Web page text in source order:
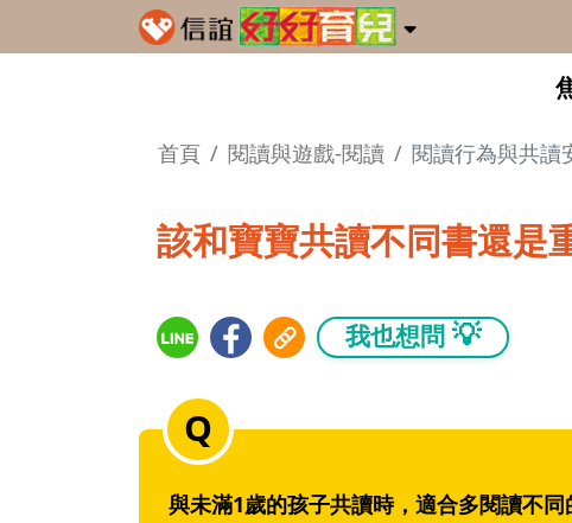
首頁 閱讀與遊戲-閱讀 閱讀行為與共讀
該和寶寶共讀不同書還是
我也想問 💡
與未滿1歲的孩子共讀時，適合多閱讀不